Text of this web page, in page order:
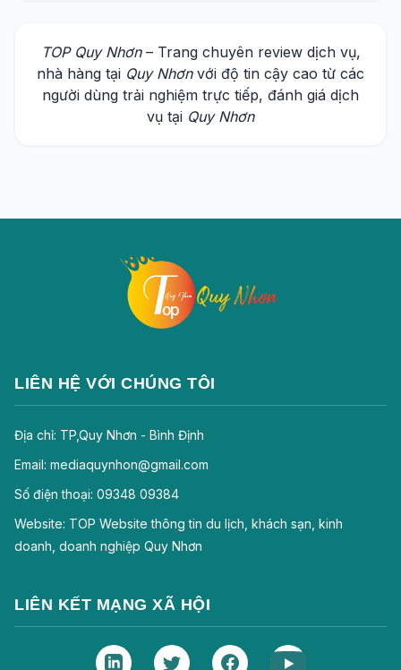
TOP Quy Nhơn– Trang chuyên review dịch vụ,
nhà hàng tại Quy Nhơnvới độ tin cậy cao từ các
người dùng trải nghiệm trực tiếp, đánh giá dịch
vụ tại Quy Nhơn
LIÊN HỆ VỚI CHÚNG TÔI
Địa chỉ: TP,Quy Nhơn - Bình Định
Email: mediaquynhon@gmail.com
Số điện thoại: 09348 09384
Website: TOP Website thông tin du lịch, khách sạn, kinh
doanh, doanh nghiệp Quy Nhơn
LIÊN KẾT MẠNG XÃ HỘI